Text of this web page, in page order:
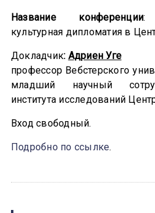
Название конференции:
культурная дипломатия в
Докладчик: Адриен Уге
профессор Вебстерского
младший научный
института исследований
Вход свободный.
Подробно по ссылке.